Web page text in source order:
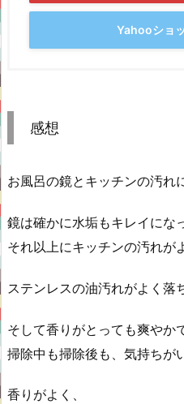
Yahooショ
感想
お風呂の鏡とキッチンの汚れ
鏡は確かに水垢もキレイにな
それ以上にキッチンの汚れが
ステンレスの油汚れがよく落
そして香りがとっても爽やか
掃除中も掃除後も、気持ちが
香りがよく、